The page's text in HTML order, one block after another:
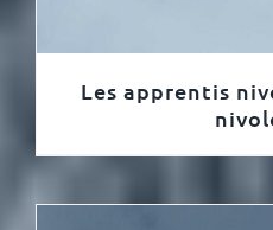
Les apprentis